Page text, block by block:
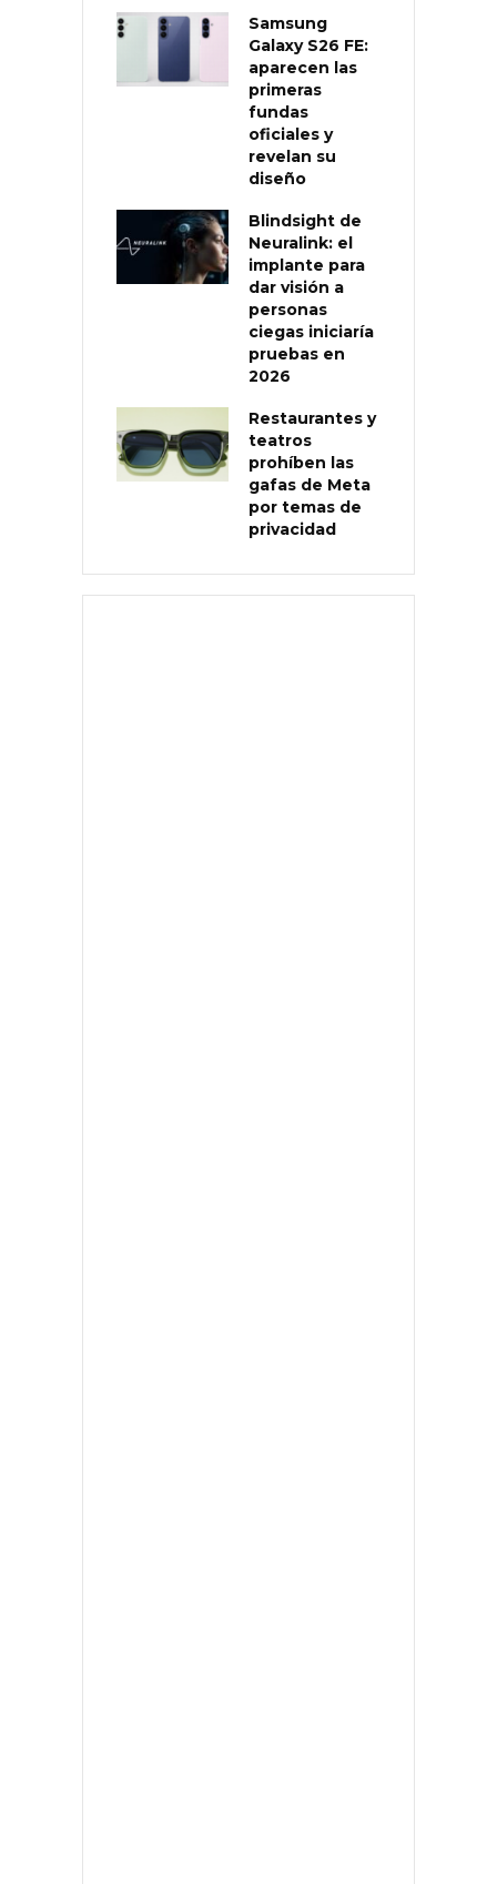
Samsung
Galaxy S26 FE:
aparecen las
primeras
fundas
oficiales y
revelan su
diseño
Blindsight de
Neuralink: el
implante para
dar visión a
personas
ciegas iniciaría
pruebas en
2026
Restaurantes y
teatros
prohíben las
gafas de Meta
por temas de
privacidad